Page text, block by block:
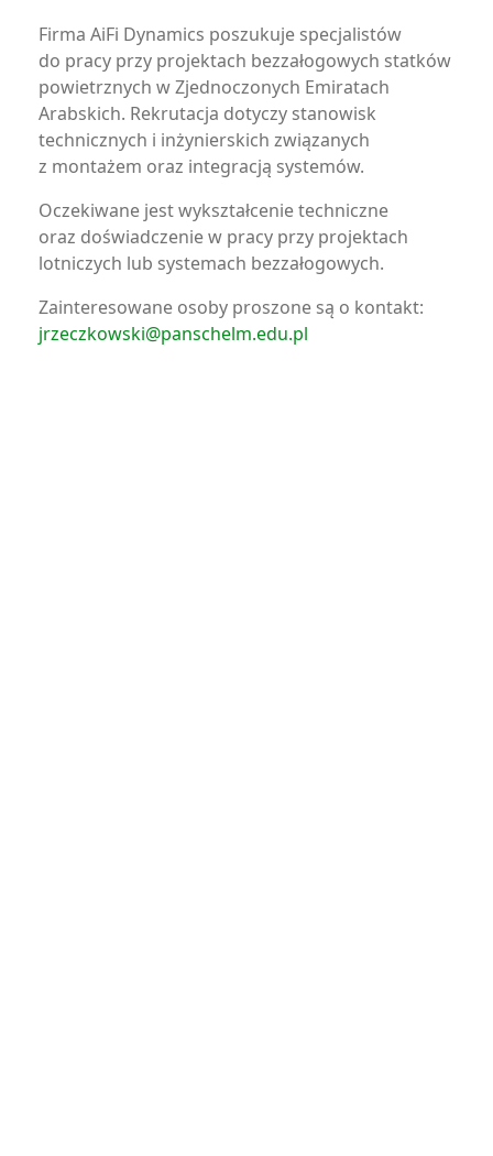
Firma AiFi Dynamics poszukuje specjalistów
do pracy przy projektach bezzałogowych statków
powietrznych w Zjednoczonych Emiratach
Arabskich. Rekrutacja dotyczy stanowisk
technicznych i inżynierskich związanych
z montażem oraz integracją systemów.
Oczekiwane jest wykształcenie techniczne
oraz doświadczenie w pracy przy projektach
lotniczych lub systemach bezzałogowych.
Zainteresowane osoby proszone są o kontakt:
jrzeczkowski@panschelm.edu.pl